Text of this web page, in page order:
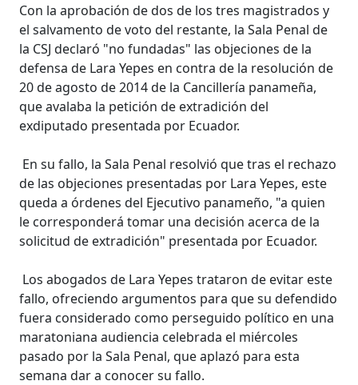
Con la aprobación de dos de los tres magistrados y
el salvamento de voto del restante, la Sala Penal de
la CSJ declaró "no fundadas" las objeciones de la
defensa de Lara Yepes en contra de la resolución de
20 de agosto de 2014 de la Cancillería panameña,
que avalaba la petición de extradición del
exdiputado presentada por Ecuador.
En su fallo, la Sala Penal resolvió que tras el rechazo
de las objeciones presentadas por Lara Yepes, este
queda a órdenes del Ejecutivo panameño, "a quien
le corresponderá tomar una decisión acerca de la
solicitud de extradición" presentada por Ecuador.
Los abogados de Lara Yepes trataron de evitar este
fallo, ofreciendo argumentos para que su defendido
fuera considerado como perseguido político en una
maratoniana audiencia celebrada el miércoles
pasado por la Sala Penal, que aplazó para esta
semana dar a conocer su fallo.